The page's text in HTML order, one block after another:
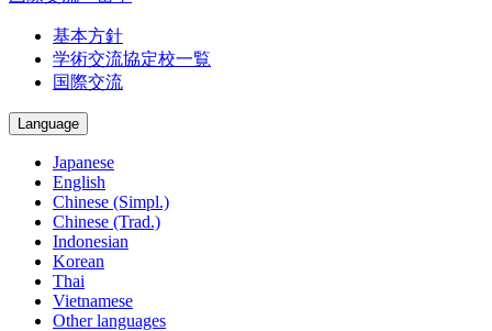
基本方針
学術交流協定校一覧
国際交流
Language
Japanese
English
Chinese (Simpl.)
Chinese (Trad.)
Indonesian
Korean
Thai
Vietnamese
Other languages